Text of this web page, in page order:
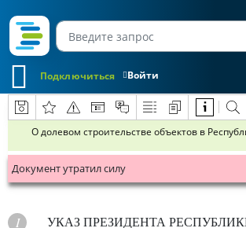
Войти
Подключиться
О долевом строительстве объектов в
Документ утратил силу
УКАЗ ПРЕЗИДЕНТА